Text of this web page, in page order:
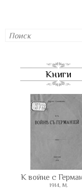
Книги
К войне с
1914, М.